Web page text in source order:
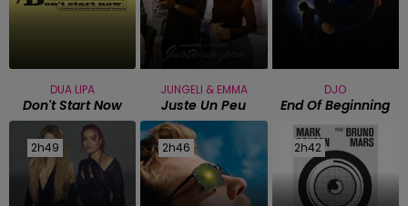
DUA LIPA
Don't Start Now
JUNGELI & EMMA
Juste Un Peu
DJO
End Of Beginning
2h49
2h49 2h46
2h46 2h42
2h42